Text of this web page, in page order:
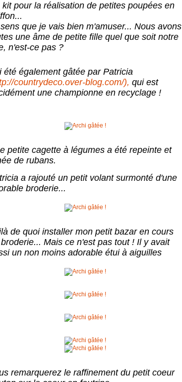
kit pour la réalisation de petites poupées en
que je vais bien m'amuser... Nous avons
une âme de petite fille quel que soit notre
n'est-ce pas ?
été également gâtée par Patricia
countrydeco.over-blog.com/), qui est
une championne en recyclage !
petite cagette à légumes a été repeinte et
de rubans.
a rajouté un petit volant surmonté d'une
broderie...
de quoi installer mon petit bazar en cours
Mais ce n'est pas tout ! Il y avait
un non moins adorable étui à aiguilles
remarquerez le raffinement du petit coeur